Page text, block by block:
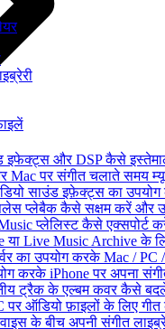
इफेक्ट्स और DSP कैसे
Mac पर संगीत चलाते समय
साउंड इफ़ेक्ट्स का उपयोग
प्लेबैक कैसे सक्षम करें और
प्लेलिस्ट कैसे एक्सपोर्ट
या Live Music Archive के
का उपयोग करके Mac /
करके iPhone पर अपना
ट्रैक के एल्बम कवर कैसे
पर ऑडियो फ़ाइलों के लिए
के बीच अपनी संगीत